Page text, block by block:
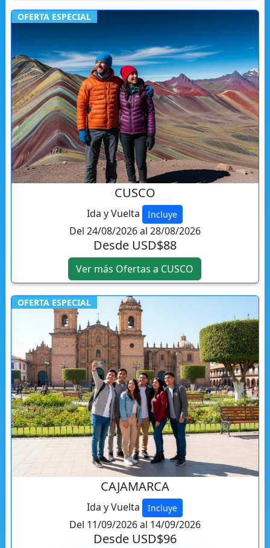
OFERTA ESPECIAL
CUSCO
Ida y Vuelta Incluye
Del 24/08/2026 al 28/08/2026
Desde USD$88
Ver más Ofertas a CUSCO
OFERTA ESPECIAL
CAJAMARCA
Ida y Vuelta Incluye
Del 11/09/2026 al 14/09/2026
Desde USD$96